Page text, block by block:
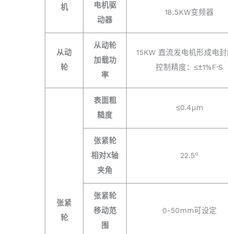
机
电机驱
动器
18.5KW变频器
从动
轮
从动轮
加载功
率
15KW 直流发电机形成电
控制精度：≤±1%F·S
张紧
轮
表面粗
糙度
≤0.4µm
张紧轮
相对X轴
夹角
22.5o
张紧轮
移动范
围
0-50mm可设定